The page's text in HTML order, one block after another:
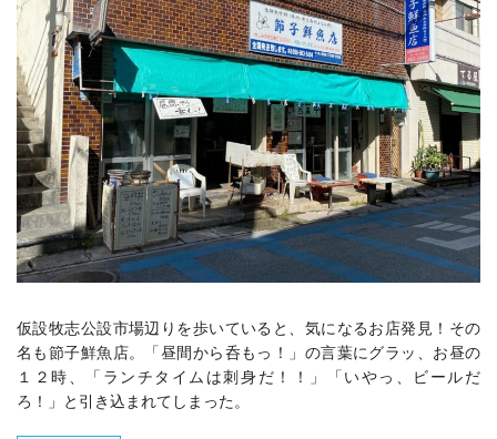
仮設牧志公設市場辺りを歩いていると、気になるお店発見！その
名も節子鮮魚店。
「昼間から呑もっ！」の言葉にグラッ、お昼の
１２時、「ランチタイムは刺身だ！！」「いやっ、ビールだ
ろ！」と引き込まれてしまった。